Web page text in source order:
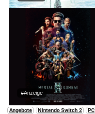
#Anzeige
Angebote Nintendo Switch 2 PC